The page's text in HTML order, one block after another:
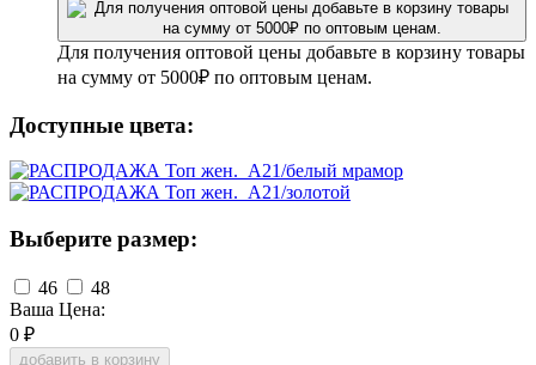
Для получения оптовой цены добавьте в корзину товары
на сумму от 5000₽ по оптовым ценам.
Доступные цвета:
Выберите размер:
46
48
Ваша Цена:
0 ₽
добавить в корзину